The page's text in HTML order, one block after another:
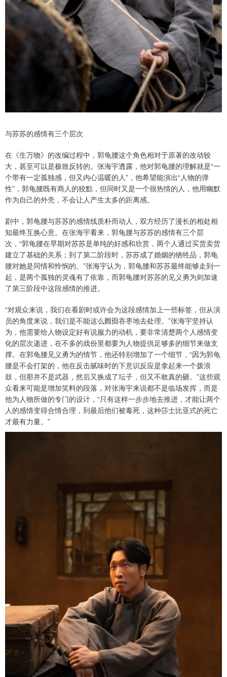
与苏苏的感情有三个层次
在《生万物》的改编过程中，郭龟腰这个角色相对于原著的改动较
大，甚至可以是极致反转的。张海宇透露，他对郭龟腰的理解就是“一
个带有一定孤独感，但又内心温暖的人”，他希望能演出“人物的弹
性”，郭龟腰既有商人的狡黠，但同时又是一个很热情的人，他用幽默
作为自己的外壳，不会让人产生太多的距离感。
剧中，郭龟腰与苏苏的感情线质朴而动人，双方经历了漫长的相处相
知最终互换心意。在张海宇看来，郭龟腰与苏苏的感情有三个层
次，“郭龟腰在早期对苏苏是单纯的好感和欣赏，两个人通过买货卖货
建立了基础的关系；到了第二阶段时，苏苏成了婚姻的牺牲品，郭龟
腰对她是同情和怜悯的。”张海宇认为，郭龟腰和苏苏最终能够走到一
起，是两个孤独的灵魂有了依靠，而郭龟腰对苏苏的见义勇为则加速
了第三阶段中这段感情的推进。
“对观众来说，我们在看剧时或许会为这段感情加上一些标签，但从演
员的角度来说，我们是不能这么囫囵吞枣地去处理。”张海宇坚持认
为，他需要给人物设定好有说服力的动机，要非常清楚两个人感情变
化的层次递进，在不多的戏份里都要为人物提供足够多的细节来做支
撑。在郭龟腰见义勇为的情节，他还特别增加了一个细节，“因为郭龟
腰是不会打架的，他在反击腻味时的下意识反应是拿起来一个拨浪
鼓，但那并不是武器，然后又换成了坛子，但又不敢真的砸。”这些观
众看来可能是增加笑料的段落，对张海宇来说都不是临场发挥，而是
他为人物所做的专门的设计，“只有这样一步步地去推进，才能让两个
人的感情变得合情合理，到最后他们被毒死，这种莎士比亚式的死亡
才最有力量。”